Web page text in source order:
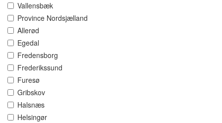
Vallensbæk
Province Nordsjælland
Allerød
Egedal
Fredensborg
Frederikssund
Furesø
Gribskov
Halsnæs
Helsingør